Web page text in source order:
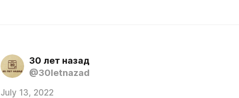
30 лет назад
@30letnazad
July 13, 2022